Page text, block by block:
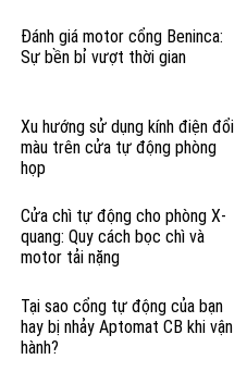
Đánh giá motor cổng Beninca:
Sự bền bỉ vượt thời gian
Xu hướng sử dụng kính điện đổi
màu trên cửa tự động phòng
họp
Cửa chì tự động cho phòng X-
quang: Quy cách bọc chì và
motor tải nặng
Tại sao cổng tự động của bạn
hay bị nhảy Aptomat CB khi vận
hành?